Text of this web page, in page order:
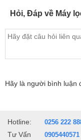
Hỏi, Đáp về Máy
Hãy là người bình luận
Hotline: 0256 222
Tư Vấn 0905440571